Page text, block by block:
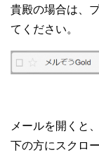
貴殿の場合は、
てください。
メールを開くと
下の方にスクロ